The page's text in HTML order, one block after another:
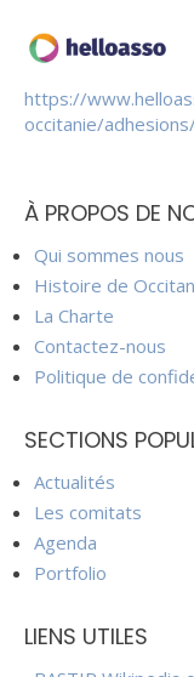
https://
occitanie/
À PROPOS DE
Qui sommes nous
Histoire de
La Charte
Contactez-nous
Politique de
SECTIONS
Actualités
Les comitats
Agenda
Portfolio
LIENS UTILES